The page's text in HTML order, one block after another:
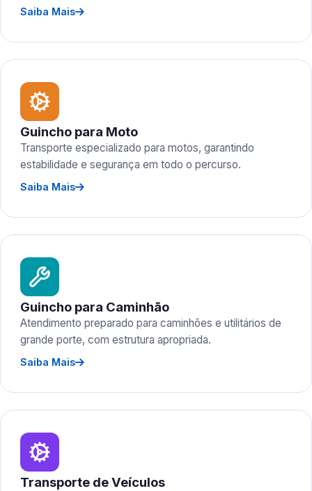
Saiba Mais
Guincho para Moto
Transporte especializado para motos, garantindo
estabilidade e segurança em todo o percurso.
Saiba Mais
Guincho para Caminhão
Atendimento preparado para caminhões e utilitários de
grande porte, com estrutura apropriada.
Saiba Mais
Transporte de Veículos